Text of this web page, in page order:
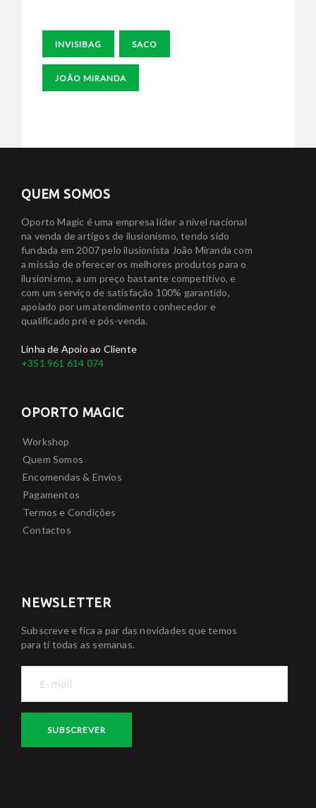
INVISIBAG SACO
JOÃO MIRANDA
QUEM SOMOS
Oporto Magic é uma empresa líder a nível nacional
na venda de artigos de ilusionismo, tendo sido
fundada em 2007 pelo ilusionista João Miranda com
a missão de oferecer os melhores produtos para o
ilusionismo, a um preço bastante competitivo, e
com um serviço de satisfação 100% garantido,
apoiado por um atendimento conhecedor e
qualificado pré e pós-venda.
Linha de Apoio ao Cliente
+351 961 614 074
OPORTO MAGIC
Workshop
Quem Somos
Encomendas & Envios
Pagamentos
Termos e Condições
Contactos
NEWSLETTER
Subscreve e fica a par das novidades que temos
para tí todas as semanas.